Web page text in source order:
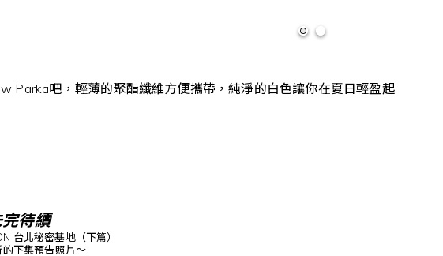
Parka吧，輕薄的聚酯纖維方便攜帶，純淨的白色讓你在夏日輕盈起
待續
台北秘密基地（下篇）
下集預告照片～